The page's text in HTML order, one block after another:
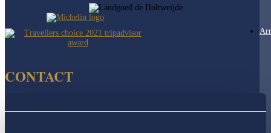
CONTACT
Landgoed De Holtweijde